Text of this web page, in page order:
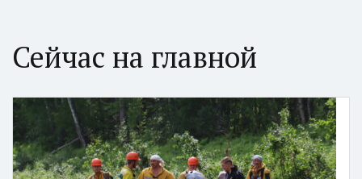
Сейчас на главной